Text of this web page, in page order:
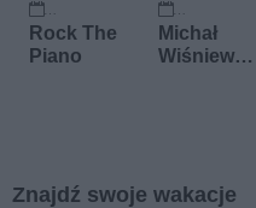
19 września 2026
Rock The
Piano
1 października 2026
Michał
Wiśniews
Znajdź swoje wakacje